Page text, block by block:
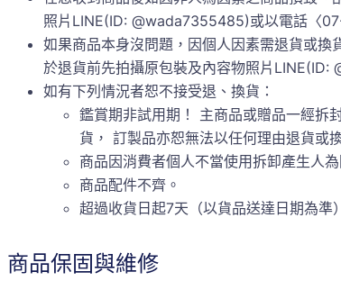
照片LINE(ID: @wada7355485)或以電話〈
如果商品本身沒問題，因個人因素需退貨或
於退貨前先拍攝原包裝及內容物照片LINE(ID:
如有下列情況者恕不接受退、換貨：
鑑賞期非試用期！ 主商品或贈品一經拆
貨， 訂製品亦恕無法以任何理由退貨或
商品因消費者個人不當使用拆卸產生人
商品配件不齊。
超過收貨日起7天（以貨品送達日期為準
商品保固與維修